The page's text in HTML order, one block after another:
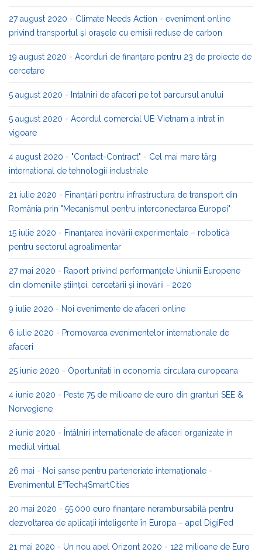
27 august 2020 - Climate Needs Action - eveniment online
privind transportul și orașele cu emisii reduse de carbon
19 august 2020 - Acorduri de finanțare pentru 23 de proiecte de
cercetare
5 august 2020 - Intalniri de afaceri pe tot parcursul anului
5 august 2020 - Acordul comercial UE-Vietnam a intrat în
vigoare
4 august 2020 - "Contact-Contract" - Cel mai mare târg
international de tehnologii industriale
21 iulie 2020 - Finanțări pentru infrastructura de transport din
România prin "Mecanismul pentru interconectarea Europei"
15 iulie 2020 - Finanțarea inovării experimentale – robotică
pentru sectorul agroalimentar
27 mai 2020 - Raport privind performanțele Uniunii Europene
din domeniile ştiinţei, cercetării și inovării - 2020
9 iulie 2020 - Noi evenimente de afaceri online
6 iulie 2020 - Promovarea evenimentelor internationale de
afaceri
25 iunie 2020 - Oportunitati in economia circulara europeana
4 iunie 2020 - Peste 75 de milioane de euro din granturi SEE &
Norvegiene
2 iunie 2020 - Întâlniri internationale de afaceri organizate in
mediul virtual
26 mai - Noi șanse pentru parteneriate internaționale -
Evenimentul E²Tech4SmartCities
20 mai 2020 - 55.000 euro finanțare nerambursabilă pentru
dezvoltarea de aplicații inteligente în Europa – apel DigiFed
21 mai 2020 - Un nou apel Orizont 2020 - 122 milioane de Euro